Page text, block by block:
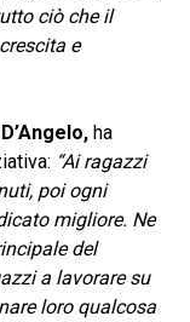
ciò che il
e
ha
“Ai ragazzi
poi ogni
migliore. Ne
del
a lavorare su
loro qualcosa